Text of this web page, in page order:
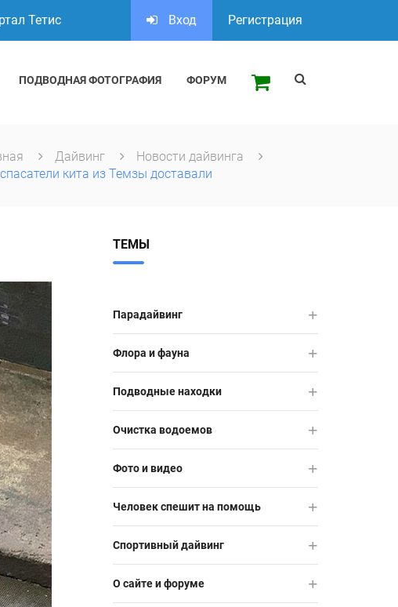
Тетис Вход Регистрация
ПОДВОДНАЯ ФОТОГРАФИЯ ФОРУМ
Дайвинг
Новости дайвинга
кита из Темзы доставали
ТЕМЫ
Парадайвинг
Флора и фауна
Подводные находки
Очистка водоемов
Фото и видео
Человек спешит на помощь
Спортивный дайвинг
О сайте и форуме